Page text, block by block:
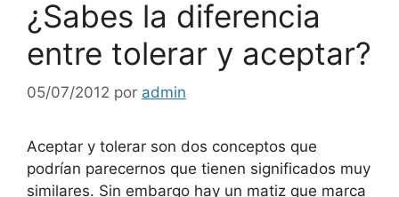
¿Sabes la diferencia
entre tolerar y aceptar?
05/07/2012 por admin
Aceptar y tolerar son dos conceptos que
podrían parecernos que tienen significados muy
similares. Sin embargo hay un matiz que marca